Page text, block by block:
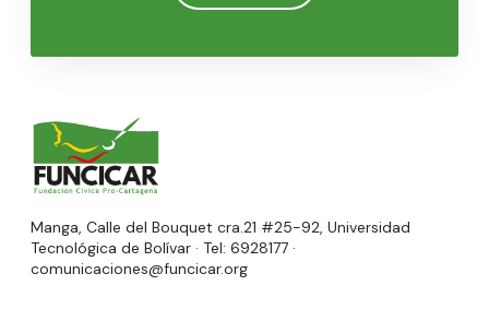
Manga, Calle del Bouquet cra.21 #25-92, Universidad
Tecnológica de Bolívar · Tel: 6928177 ·
comunicaciones@funcicar.org